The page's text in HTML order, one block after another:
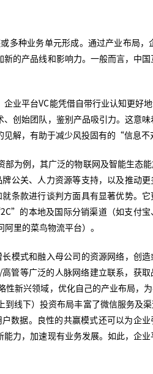
多种业务单元形成。通过产业布局，
的产品线和影响力。一般而言，中
业平台VC能凭借自带行业认知更好
创始团队，鉴别产品吸引力。这意
解，有助于减少风投固有的“信息不
为例，其广泛的物联网及智能生态
公关、人力资源等支持，以及推动
条款进行谈判方面具有显著优势。
的本地及国际分销渠道（如支付宝
里的菜鸟物流平台）。
模式和融入母公司的资源网络，创
管等广泛的人脉网络建立联系，获
性新兴领域，优化自己的产业布局，
线下）投资布局丰富了微信服务及
数据。良性的共赢模式还可以为企
力，加速现有业务发展。如此，企